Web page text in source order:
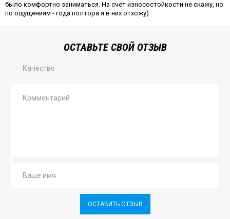
было комфортно заниматься. На счет износостойкости не скажу, но
по ощущениям - года полтора я в них отхожу)
ОСТАВЬТЕ СВОЙ ОТЗЫВ
Качество
ОСТАВИТЬ ОТЗЫВ